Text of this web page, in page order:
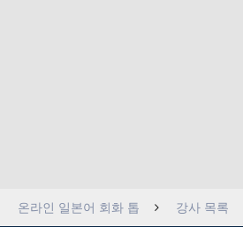
온라인 일본어 회화 톱 강사 목록